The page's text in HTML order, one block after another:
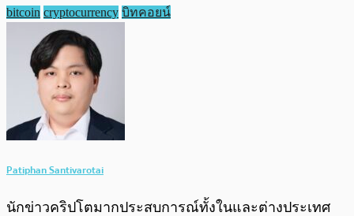
bitcoin cryptocurrency บิทคอยน์
Patiphan Santivarotai
นักข่าวคริปโตมากประสบการณ์ทั้งในและต่างประเทศ